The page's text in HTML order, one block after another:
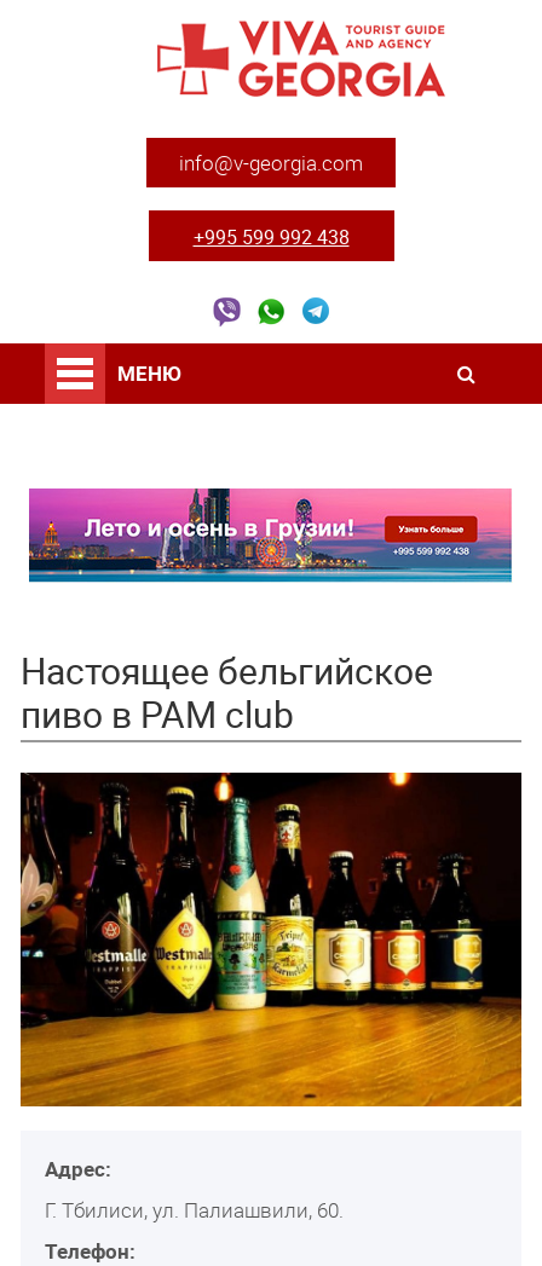
info@v-georgia.com
+995 599 992 438
МЕНЮ
Настоящее бельгийское
пиво в PAM club
Адрес:
Г. Тбилиси, ул. Палиашвили, 60.
Телефон: